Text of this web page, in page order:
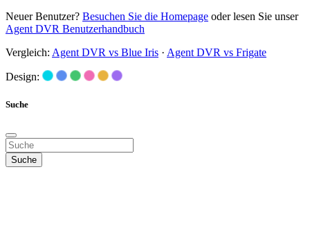
Neuer Benutzer? Besuchen Sie die Homepage oder lesen Sie unser
Agent DVR Benutzerhandbuch
Vergleich: Agent DVR vs Blue Iris · Agent DVR vs Frigate
Design:
Suche
Suche